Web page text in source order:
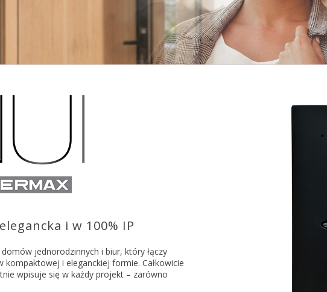
i w 100% IP
jednorodzinnych i biur, który łączy
i eleganckiej formie. Całkowicie
wpisuje się w każdy projekt – zarówno